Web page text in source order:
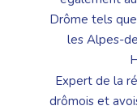
Drôme tels que
les Alpes-
Expert de la
drômois et